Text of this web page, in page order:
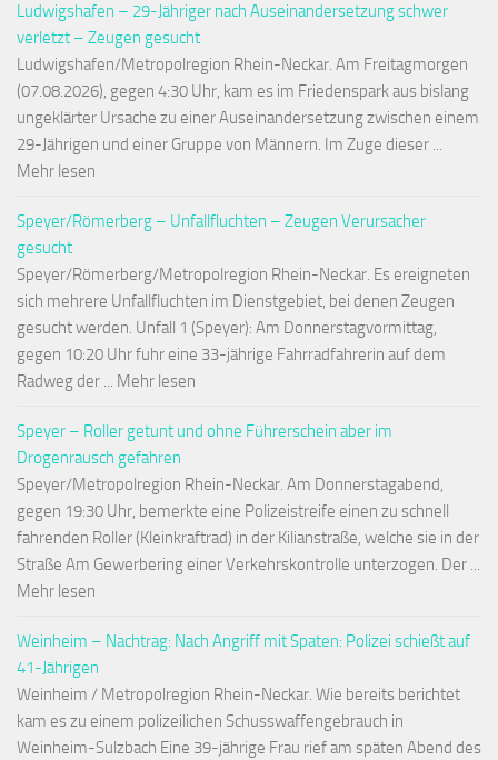
Ludwigshafen – 29-Jähriger nach Auseinandersetzung schwer
verletzt – Zeugen gesucht
Ludwigshafen/Metropolregion Rhein-Neckar. Am Freitagmorgen
(07.08.2026), gegen 4:30 Uhr, kam es im Friedenspark aus bislang
ungeklärter Ursache zu einer Auseinandersetzung zwischen einem
29-Jährigen und einer Gruppe von Männern. Im Zuge dieser ...
Mehr lesen
Speyer/Römerberg – Unfallfluchten – Zeugen Verursacher
gesucht
Speyer/Römerberg/Metropolregion Rhein-Neckar. Es ereigneten
sich mehrere Unfallfluchten im Dienstgebiet, bei denen Zeugen
gesucht werden. Unfall 1 (Speyer): Am Donnerstagvormittag,
gegen 10:20 Uhr fuhr eine 33-jährige Fahrradfahrerin auf dem
Radweg der ... Mehr lesen
Speyer – Roller getunt und ohne Führerschein aber im
Drogenrausch gefahren
Speyer/Metropolregion Rhein-Neckar. Am Donnerstagabend,
gegen 19:30 Uhr, bemerkte eine Polizeistreife einen zu schnell
fahrenden Roller (Kleinkraftrad) in der Kilianstraße, welche sie in der
Straße Am Gewerbering einer Verkehrskontrolle unterzogen. Der ...
Mehr lesen
Weinheim – Nachtrag: Nach Angriff mit Spaten: Polizei schießt auf
41-Jährigen
Weinheim / Metropolregion Rhein-Neckar. Wie bereits berichtet
kam es zu einem polizeilichen Schusswaffengebrauch in
Weinheim-Sulzbach Eine 39-jährige Frau rief am späten Abend des